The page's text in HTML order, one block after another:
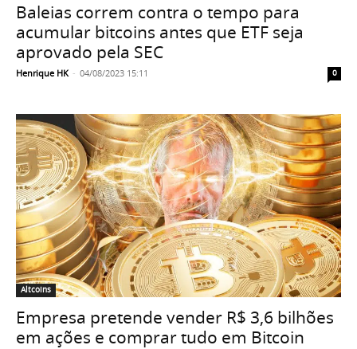
Baleias correm contra o tempo para
acumular bitcoins antes que ETF seja
aprovado pela SEC
Henrique HK - 04/08/2023 15:11 0
Altcoins
Empresa pretende vender R$ 3,6 bilhões
em ações e comprar tudo em Bitcoin